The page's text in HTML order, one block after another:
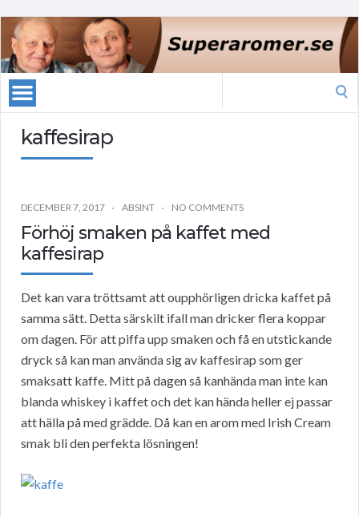
kaffesirap
DECEMBER 7, 2017 ABSINT NO COMMENTS
Förhöj smaken på kaffet med
kaffesirap
Det kan vara tröttsamt att oupphörligen dricka kaffet på
samma sätt. Detta särskilt ifall man dricker flera koppar
om dagen. För att piffa upp smaken och få en utstickande
dryck så kan man använda sig av kaffesirap som ger
smaksatt kaffe. Mitt på dagen så kanhända man inte kan
blanda whiskey i kaffet och det kan hända heller ej passar
att hälla på med grädde. Då kan en arom med Irish Cream
smak bli den perfekta lösningen!